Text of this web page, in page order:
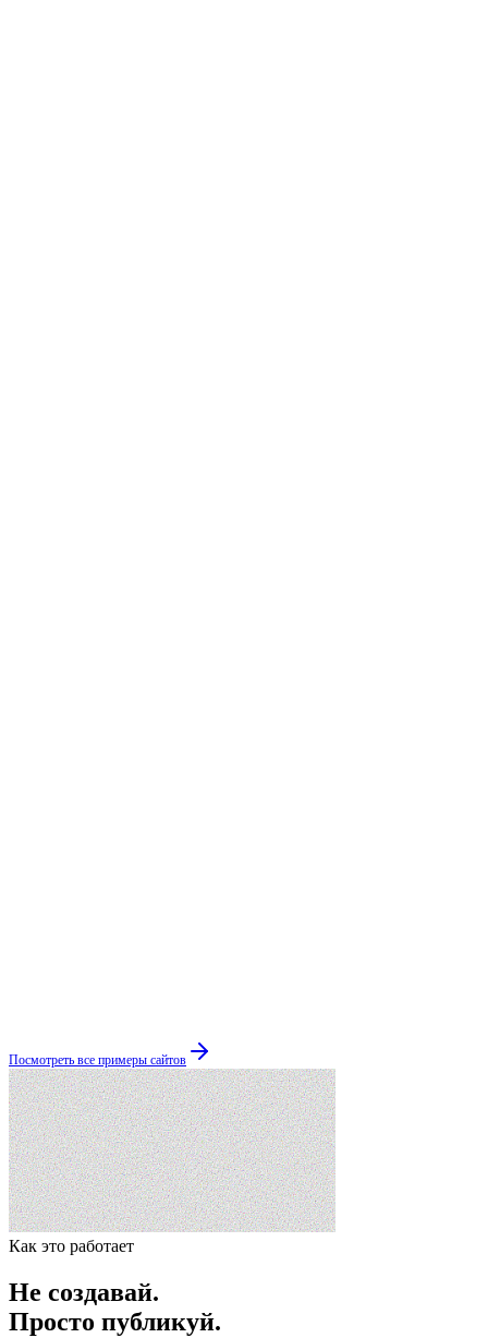
Посмотреть все примеры сайтов
Как это работает
Не создавай.
Просто публикуй.